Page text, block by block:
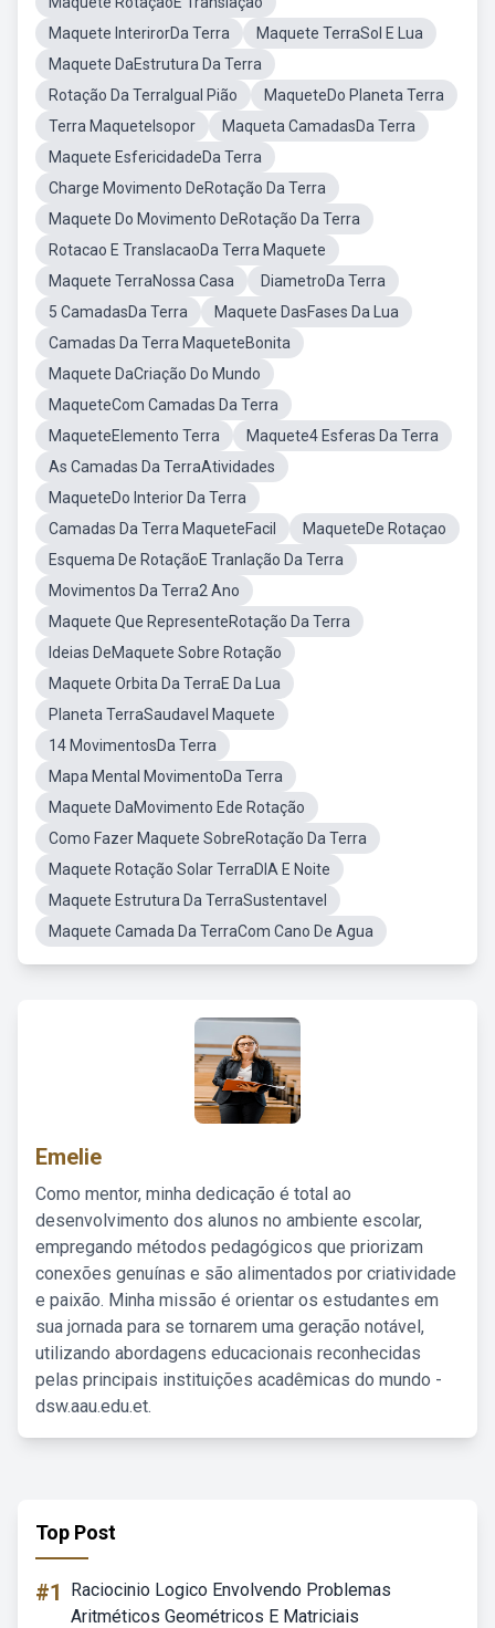
Maquete InterirorDa Terra
Maquete TerraSol E Lua
Maquete DaEstrutura Da Terra
Rotação Da TerraIgual Pião
MaqueteDo Planeta Terra
Terra MaqueteIsopor
Maqueta CamadasDa Terra
Maquete EsfericidadeDa Terra
Charge Movimento DeRotação Da Terra
Maquete Do Movimento DeRotação Da Terra
Rotacao E TranslacaoDa Terra Maquete
Maquete TerraNossa Casa
DiametroDa Terra
5 CamadasDa Terra
Maquete DasFases Da Lua
Camadas Da Terra MaqueteBonita
Maquete DaCriação Do Mundo
MaqueteCom Camadas Da Terra
MaqueteElemento Terra
Maquete4 Esferas Da Terra
As Camadas Da TerraAtividades
MaqueteDo Interior Da Terra
Camadas Da Terra MaqueteFacil
MaqueteDe Rotaçao
Esquema De RotaçãoE Tranlação Da Terra
Movimentos Da Terra2 Ano
Maquete Que RepresenteRotação Da Terra
Ideias DeMaquete Sobre Rotação
Maquete Orbita Da TerraE Da Lua
Planeta TerraSaudavel Maquete
14 MovimentosDa Terra
Mapa Mental MovimentoDa Terra
Maquete DaMovimento Ede Rotação
Como Fazer Maquete SobreRotação Da Terra
Maquete Rotação Solar TerraDIA E Noite
Maquete Estrutura Da TerraSustentavel
Maquete Camada Da TerraCom Cano De Agua
Emelie
Como mentor, minha dedicação é total ao
desenvolvimento dos alunos no ambiente escolar,
empregando métodos pedagógicos que priorizam
conexões genuínas e são alimentados por criatividade
e paixão. Minha missão é orientar os estudantes em
sua jornada para se tornarem uma geração notável,
utilizando abordagens educacionais reconhecidas
pelas principais instituições acadêmicas do mundo -
dsw.aau.edu.et.
Top Post
#1
Raciocinio Logico Envolvendo Problemas
Aritméticos Geométricos E Matriciais